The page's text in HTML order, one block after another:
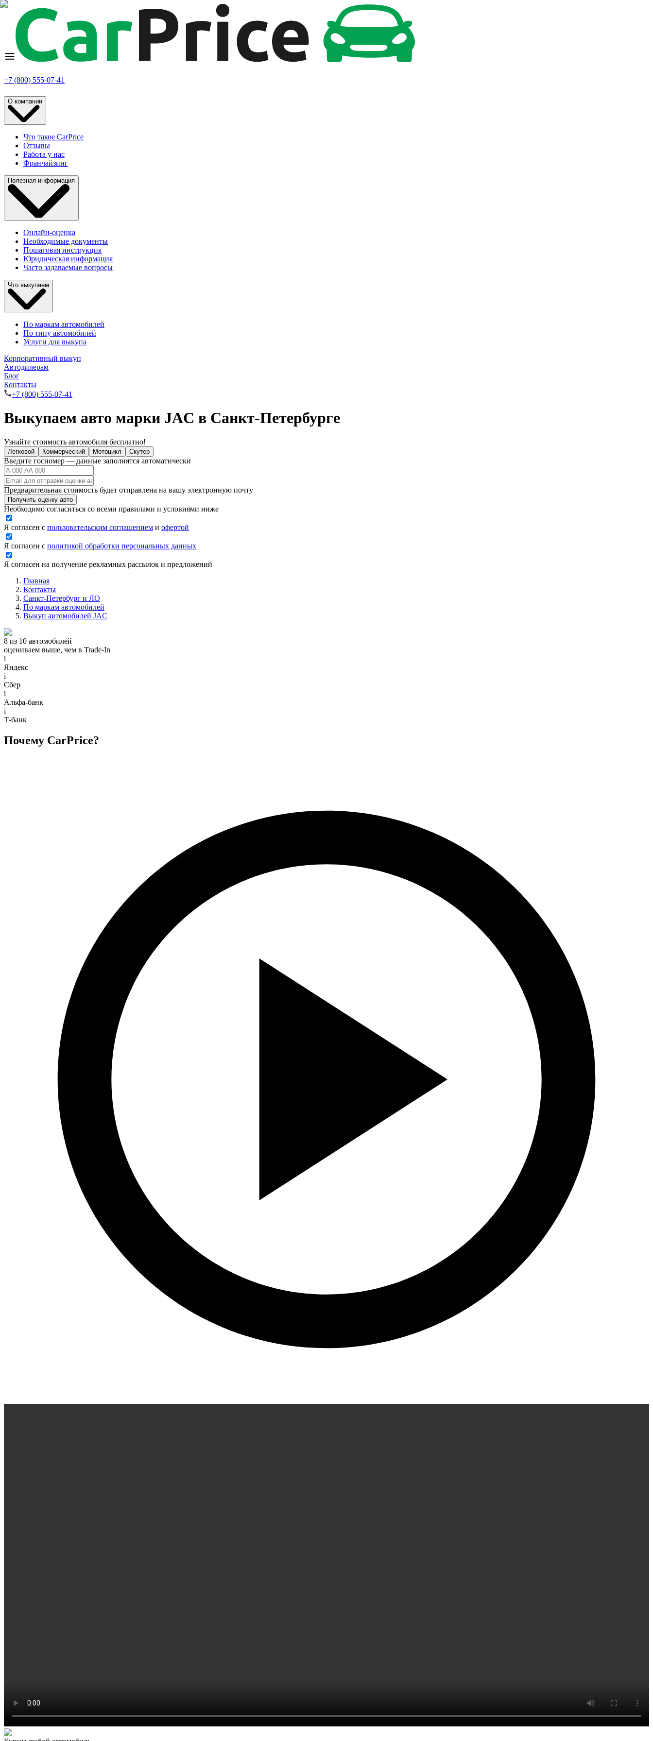
+7 (800) 555-07-41
О компании
Что такое CarPrice
Отзывы
Работа у нас
Франчайзинг
Полезная информация
Онлайн-оценка
Необходимые документы
Пошаговая инструкция
Юридическая информация
Часто задаваемые вопросы
Что выкупаем
По маркам автомобилей
По типу автомобилей
Услуги для выкупа
Корпоративный выкуп
Автодилерам
Блог
Контакты
+7 (800) 555-07-41
Выкупаем авто марки JAC в Санкт-Петербурге
Узнайте стоимость автомобиля бесплатно!
Легковой Коммерческий Мотоцикл Скутер
Введите госномер — данные заполнятся автоматически
Предварительная стоимость будет отправлена на вашу электронную почту
Получить оценку авто
Необходимо согласиться со всеми правилами и условиями ниже
Я согласен с пользовательским соглашением и офертой
Я согласен с политикой обработки персональных данных
Я согласен на получение рекламных рассылок и предложений
Главная
Контакты
Санкт-Петербург и ЛО
По маркам автомобилей
Выкуп автомобилей JAC
8 из 10 автомобилей
оцениваем выше, чем в Trade‑In
i
Яндекс
i
Сбер
i
Альфа-банк
i
Т-банк
Почему CarPrice?